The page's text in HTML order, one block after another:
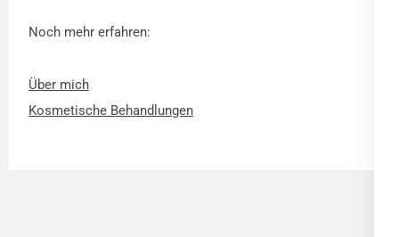
Noch mehr erfahren:
Über mich
Kosmetische Behandlungen